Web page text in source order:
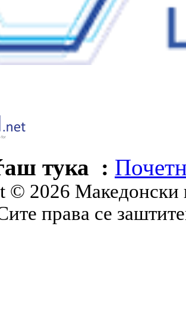
тука :
© 2026 Македонски
права се